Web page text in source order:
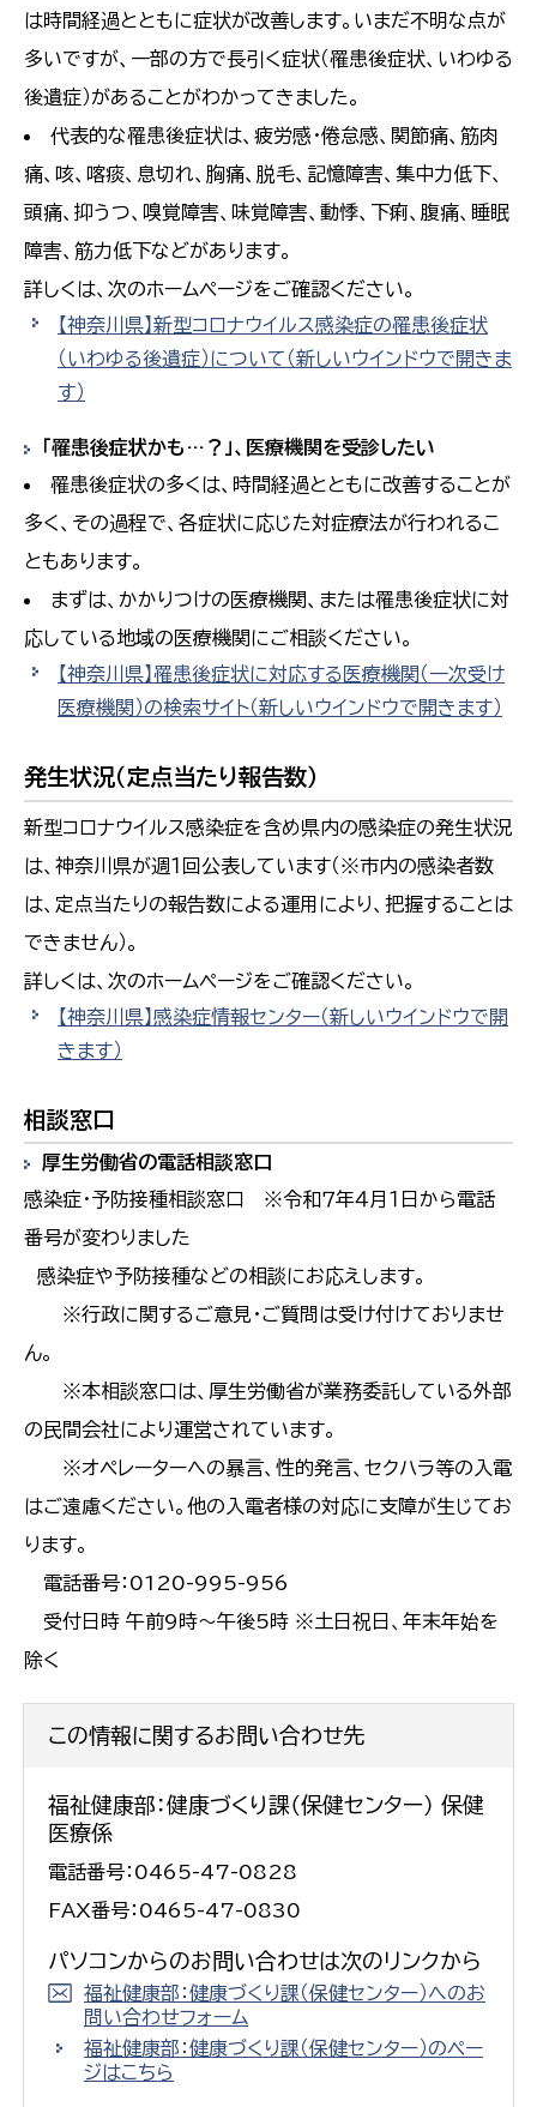
は時間経過とともに症状が改善します。いまだ不明な点が
多いですが、一部の方で長引く症状（罹患後症状、いわゆる
後遺症）があることがわかってきました。
代表的な罹患後症状は、疲労感・倦怠感、関節痛、筋肉
痛、咳、喀痰、息切れ、胸痛、脱毛、記憶障害、集中力低下、
頭痛、抑うつ、嗅覚障害、味覚障害、動悸、下痢、腹痛、睡眠
障害、筋力低下などがあります。
詳しくは、次のホームページをご確認ください。
【神奈川県】新型コロナウイルス感染症の罹患後症状
（いわゆる後遺症）について （新しいウインドウで開きま
す）
「罹患後症状かも…？」、医療機関を受診したい
罹患後症状の多くは、時間経過とともに改善することが
多く、その過程で、各症状に応じた対症療法が行われるこ
ともあります。
まずは、かかりつけの医療機関、または罹患後症状に対
応している地域の医療機関にご相談ください。
【神奈川県】罹患後症状に対応する医療機関（一次受け
医療機関）の検索サイト（新しいウインドウで開きます）
発生状況（定点当たり報告数）
新型コロナウイルス感染症を含め県内の感染症の発生状況
は、神奈川県が週１回公表しています（※市内の感染者数
は、定点当たりの報告数による運用により、把握することは
できません）。
詳しくは、次のホームページをご確認ください。
【神奈川県】感染症情報センター（新しいウインドウで開
きます）
相談窓口
厚生労働省の電話相談窓口
感染症・予防接種相談窓口 ※令和７年４月１日から電話
番号が変わりました
感染症や予防接種などの相談にお応えします。
※行政に関するご意見・ご質問は受け付けておりませ
ん。
※本相談窓口は、厚生労働省が業務委託している外部
の民間会社により運営されています。
※オペレーターへの暴言、性的発言、セクハラ等の入電
はご遠慮ください。他の入電者様の対応に支障が生じてお
ります。
電話番号：0120-995-956
受付日時 午前9時～午後5時 ※土日祝日、年末年始を
除く
この情報に関するお問い合わせ先
福祉健康部：健康づくり課（保健センター） 保健
医療係
電話番号：0465-47-0828
FAX番号：0465-47-0830
パソコンからのお問い合わせは次のリンクから
福祉健康部：健康づくり課（保健センター）へのお
問い合わせフォーム
福祉健康部：健康づくり課（保健センター）のペー
ジはこちら